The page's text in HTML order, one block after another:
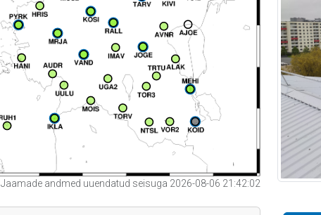
Jaamade andmed uuendatud seisuga 2026-08-06 21:42:02